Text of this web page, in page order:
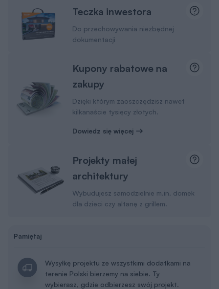
Teczka inwestora
Do przechowywania niezbędnej
dokumentacji
Kupony rabatowe na
zakupy
Dzięki którym zaoszczędzisz nawet
kilkanaście tysięcy złotych.
Dowiedz się więcej
Projekty małej
architektury
Wybudujesz samodzielnie m.in. domek
dla dzieci czy altanę z grillem.
Pamiętaj
Wysyłkę projektu ze wszystkimi dodatkami na
terenie Polski bierzemy na siebie. Ty
wybierasz, gdzie odbierzesz swój projekt.